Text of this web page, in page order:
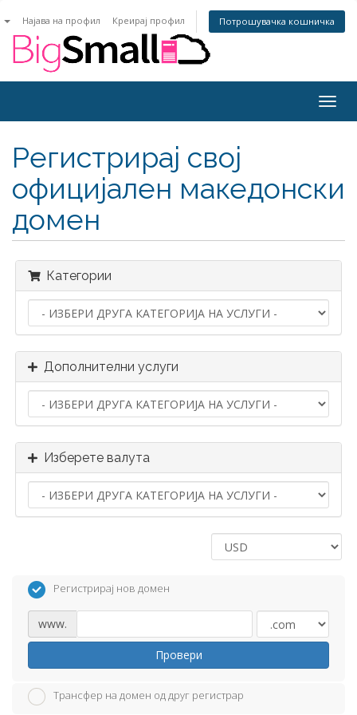
Најава на профил Креирај профил Потрошувачка кошничка
Регистрирај свој
официјален македонски
домен
Категории
Дополнителни услуги
Изберете валута
Регистрирај нов домен
www.
Провери
Трансфер на домен од друг регистрар